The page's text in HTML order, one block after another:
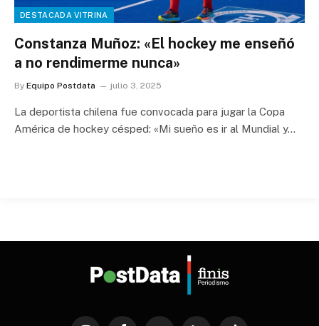
DESTACADA VITRINA
Constanza Muñoz: «El hockey me enseñó
a no rendimerme nunca»
By Equipo Postdata julio 3, 2025
La deportista chilena fue convocada para jugar la Copa
América de hockey césped: «Mi sueño es ir al Mundial y…